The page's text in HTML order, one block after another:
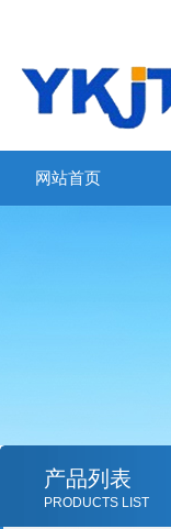
网站首页
产品列表
PRODUCTS LIST